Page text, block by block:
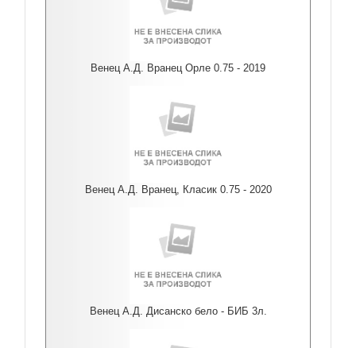
Венец А.Д. Вранец Орле 0.75 - 2019
Венец А.Д. Вранец, Класик 0.75 - 2020
Венец А.Д. Дисанско бело - БИБ 3л.